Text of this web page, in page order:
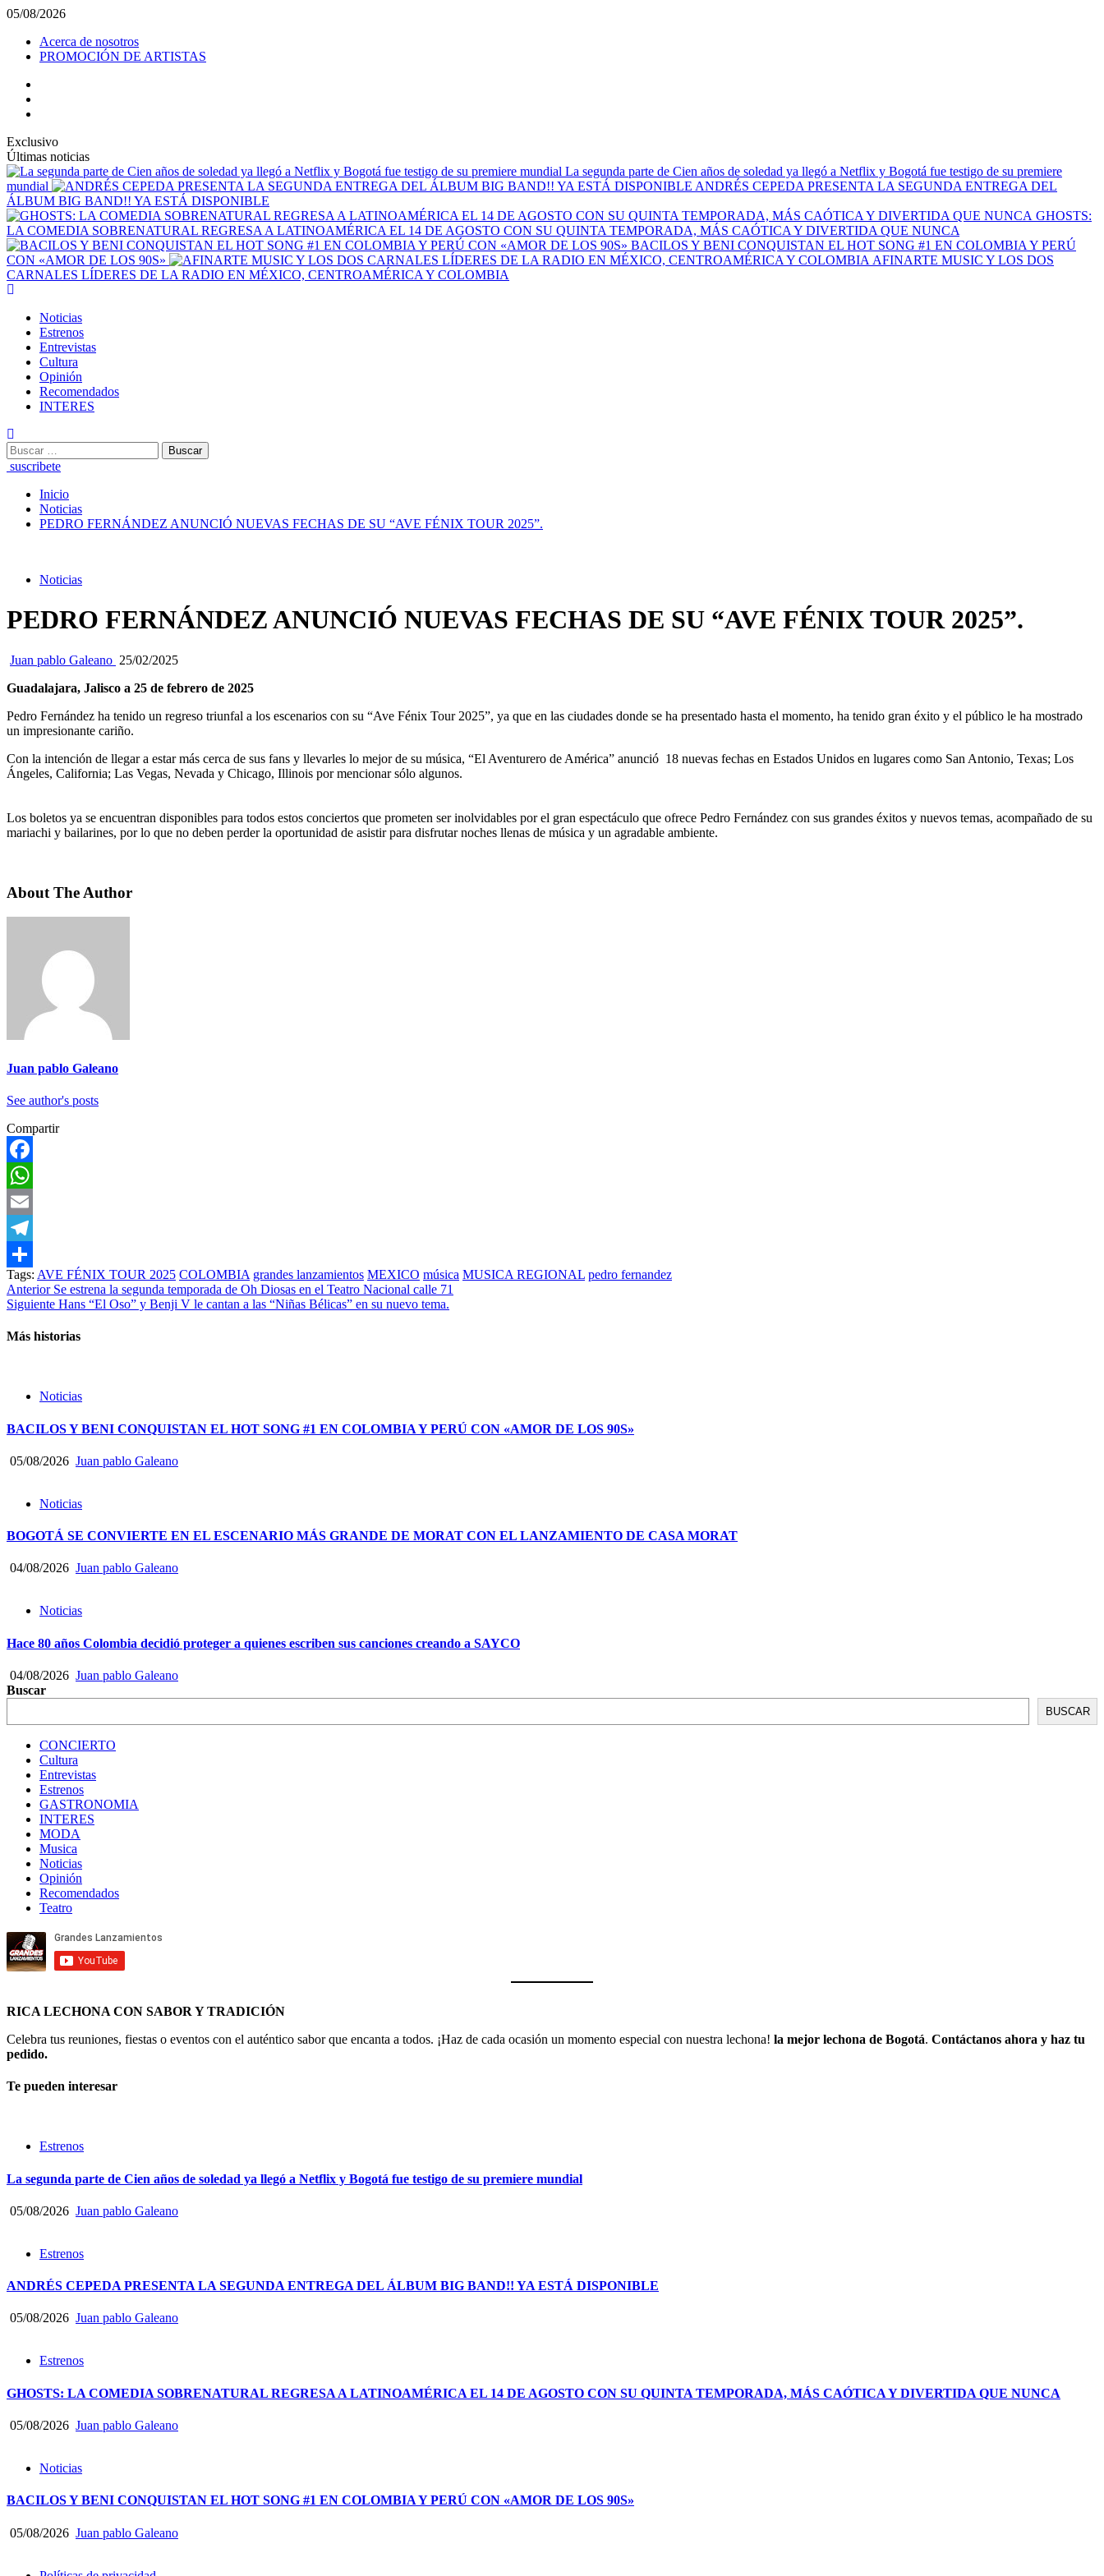
Saltar
contenido
05/08/2026
Acerca de nosotros
PROMOCIÓN DE ARTISTAS
Exclusivo
Últimas noticias
La segunda parte de Cien años de soledad ya llegó a Netflix y Bogotá fue testigo de su premiere
mundial
ANDRÉS CEPEDA PRESENTA LA SEGUNDA ENTREGA DEL
ÁLBUM BIG BAND!! YA ESTÁ DISPONIBLE
GHOSTS:
LA COMEDIA SOBRENATURAL REGRESA A LATINOAMÉRICA EL 14 DE AGOSTO CON SU QUINTA TEMPORADA, MÁS CAÓTICA Y DIVERTIDA QUE NUNCA
BACILOS Y BENI CONQUISTAN EL HOT SONG #1 EN COLOMBIA Y PERÚ
CON «AMOR DE LOS 90S»
AFINARTE MUSIC Y LOS DOS
CARNALES LÍDERES DE LA RADIO EN MÉXICO, CENTROAMÉRICA Y COLOMBIA
Noticias
Estrenos
Entrevistas
Cultura
Opinión
Recomendados
INTERES
Buscar:
suscribete
Inicio
Noticias
PEDRO FERNÁNDEZ ANUNCIÓ NUEVAS FECHAS DE SU “AVE FÉNIX TOUR 2025”.
Noticias
PEDRO FERNÁNDEZ ANUNCIÓ NUEVAS FECHAS DE SU “AVE FÉNIX TOUR 2025”.
Juan pablo Galeano 25/02/2025
Guadalajara, Jalisco a 25 de febrero de 2025
Pedro Fernández ha tenido un regreso triunfal a los escenarios con su “Ave Fénix Tour 2025”, ya que en las ciudades donde se ha presentado hasta el momento, ha tenido gran éxito y el público le ha mostrado
un impresionante cariño.
Con la intención de llegar a estar más cerca de sus fans y llevarles lo mejor de su música, “El Aventurero de América” anunció 18 nuevas fechas en Estados Unidos en lugares como San Antonio, Texas; Los
Ángeles, California; Las Vegas, Nevada y Chicago, Illinois por mencionar sólo algunos.
Los boletos ya se encuentran disponibles para todos estos conciertos que prometen ser inolvidables por el gran espectáculo que ofrece Pedro Fernández con sus grandes éxitos y nuevos temas, acompañado de su
mariachi y bailarines, por lo que no deben perder la oportunidad de asistir para disfrutar noches llenas de música y un agradable ambiente.
About The Author
Juan pablo Galeano
See author's posts
Compartir
Facebook
WhatsApp
Email
Telegram
Compartir
Tags: AVE FÉNIX TOUR 2025 COLOMBIA grandes lanzamientos MEXICO música MUSICA REGIONAL pedro fernandez
Post
navigation
AnteriorSe estrena la segunda temporada de Oh Diosas en el Teatro Nacional calle 71
Siguiente Hans “El Oso” y Benji V le cantan a las “Niñas Bélicas” en su nuevo tema.
Más historias
Noticias
BACILOS Y BENI CONQUISTAN EL HOT SONG #1 EN COLOMBIA Y PERÚ CON «AMOR DE LOS 90S»
05/08/2026 Juan pablo Galeano
Noticias
BOGOTÁ SE CONVIERTE EN EL ESCENARIO MÁS GRANDE DE MORAT CON EL LANZAMIENTO DE CASA MORAT
04/08/2026 Juan pablo Galeano
Noticias
Hace 80 años Colombia decidió proteger a quienes escriben sus canciones creando a SAYCO
04/08/2026 Juan pablo Galeano
Buscar
BUSCAR
CONCIERTO
Cultura
Entrevistas
Estrenos
GASTRONOMIA
INTERES
MODA
Musica
Noticias
Opinión
Recomendados
Teatro
RICA LECHONA CON SABOR Y TRADICIÓN
Celebra tus reuniones, fiestas o eventos con el auténtico sabor que encanta a todos. ¡Haz de cada ocasión un momento especial con nuestra lechona! la mejor lechona de Bogotá. Contáctanos ahora y haz tu
pedido.
Te pueden interesar
Estrenos
La segunda parte de Cien años de soledad ya llegó a Netflix y Bogotá fue testigo de su premiere mundial
05/08/2026 Juan pablo Galeano
Estrenos
ANDRÉS CEPEDA PRESENTA LA SEGUNDA ENTREGA DEL ÁLBUM BIG BAND!! YA ESTÁ DISPONIBLE
05/08/2026 Juan pablo Galeano
Estrenos
GHOSTS: LA COMEDIA SOBRENATURAL REGRESA A LATINOAMÉRICA EL 14 DE AGOSTO CON SU QUINTA TEMPORADA, MÁS CAÓTICA Y DIVERTIDA QUE NUNCA
05/08/2026 Juan pablo Galeano
Noticias
BACILOS Y BENI CONQUISTAN EL HOT SONG #1 EN COLOMBIA Y PERÚ CON «AMOR DE LOS 90S»
05/08/2026 Juan pablo Galeano